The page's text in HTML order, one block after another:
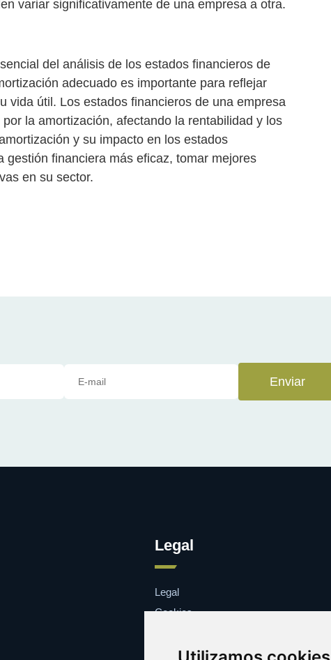
variar significativamente de una empresa a otra.
del análisis de los estados financieros de
adecuado es importante para reflejar
vida útil. Los estados financieros de una empresa
la amortización, afectando la rentabilidad y los
y su impacto en los estados
financiera más eficaz, tomar mejores
en su sector.
Enviar
Legal
Legal
Cookies